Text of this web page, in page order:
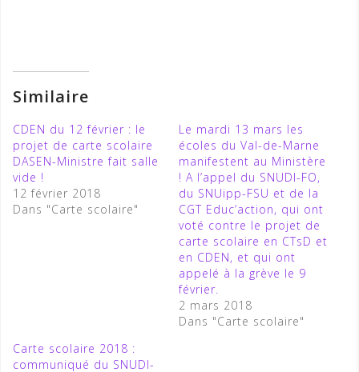
Similaire
CDEN du 12 février : le
projet de carte scolaire
DASEN-Ministre fait salle
vide !
12 février 2018
Dans "Carte scolaire"
Le mardi 13 mars les
écoles du Val-de-Marne
manifestent au Ministère
! A l’appel du SNUDI-FO,
du SNUipp-FSU et de la
CGT Educ’action, qui ont
voté contre le projet de
carte scolaire en CTsD et
en CDEN, et qui ont
appelé à la grève le 9
février.
2 mars 2018
Dans "Carte scolaire"
Carte scolaire 2018 :
communiqué du SNUDI-